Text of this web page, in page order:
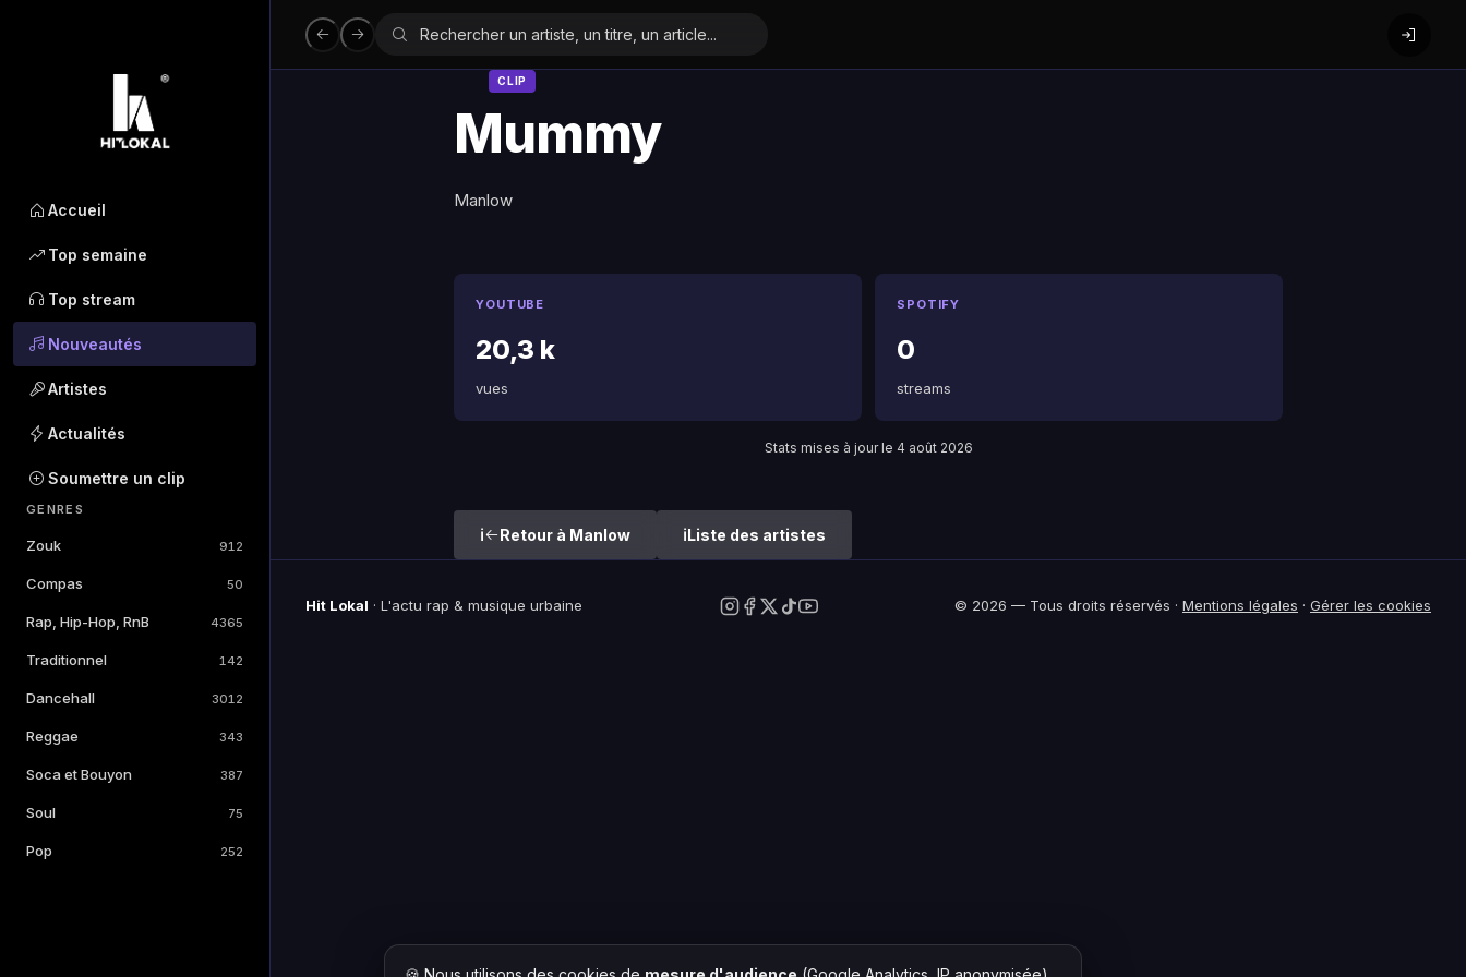
Accueil
Top semaine
Top stream
Nouveautés
Artistes
Actualités
Soumettre un clip
GENRES
Zouk 912
Compas 50
Rap, Hip-Hop, RnB 4365
Traditionnel 142
Dancehall 3012
Reggae 343
Soca et Bouyon 387
Soul 75
Pop 252
CLIP
Mummy
Manlow
YOUTUBE
20,3 k
vues
SPOTIFY
0
streams
Stats mises à jour le 4 août 2026
Retour à Manlow Liste des artistes
Hit Lokal · L'actu rap & musique urbaine © 2026 — Tous droits réservés · Mentions légales · Gérer les cookies